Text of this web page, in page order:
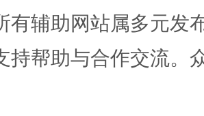
域中谋全局
今
有辅助网站属多元发
持帮助与合作交流。